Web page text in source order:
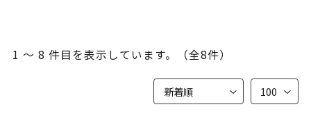
1 ～ 8 件目を表示しています。（全8件）